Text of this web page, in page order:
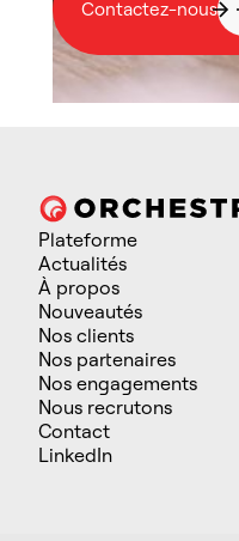
Contactez-nous
Plateforme
Actualités
À propos
Nouveautés
Nos clients
Nos partenaires
Nos engagements
Nous recrutons
Contact
LinkedIn